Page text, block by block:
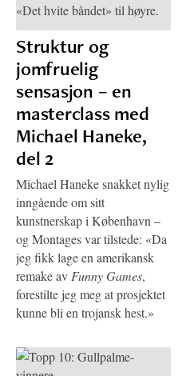
Struktur og
jomfruelig
sensasjon – en
masterclass med
Michael Haneke,
del 2
Michael Haneke snakket nylig
inngående om sitt
kunstnerskap i København –
og Montages var tilstede: «Da
jeg fikk lage en amerikansk
remake avFunny Games,
forestilte jeg meg at prosjektet
kunne bli en trojansk hest.»